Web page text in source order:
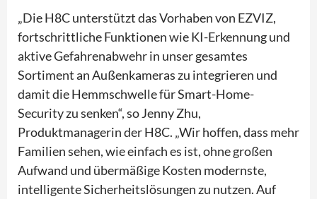
„Die H8C unterstützt das Vorhaben von EZVIZ,
fortschrittliche Funktionen wie KI-Erkennung und
aktive Gefahrenabwehr in unser gesamtes
Sortiment an Außenkameras zu integrieren und
damit die Hemmschwelle für Smart-Home-
Security zu senken“, so Jenny Zhu,
Produktmanagerin der H8C. „Wir hoffen, dass mehr
Familien sehen, wie einfach es ist, ohne großen
Aufwand und übermäßige Kosten modernste,
intelligente Sicherheitslösungen zu nutzen. Auf